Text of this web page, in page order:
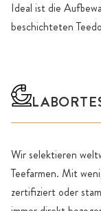
Ideal ist die
beschichteten
Wir selektieren
Teefarmen. Mit
zertifiziert oder